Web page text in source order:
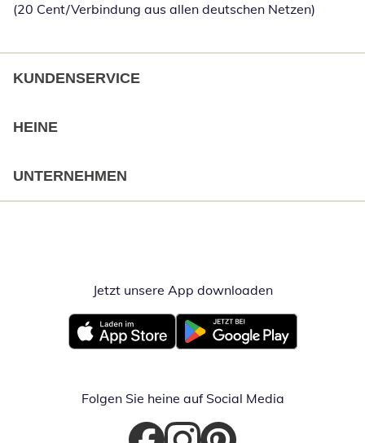
(20 Cent/Verbindung aus allen deutschen Netzen)
KUNDENSERVICE
HEINE
UNTERNEHMEN
Jetzt unsere App downloadenÖffnet in
Öffnet in neuem FensterÖffnet in neuem Fenster
Folgen Sie heine auf Social Media